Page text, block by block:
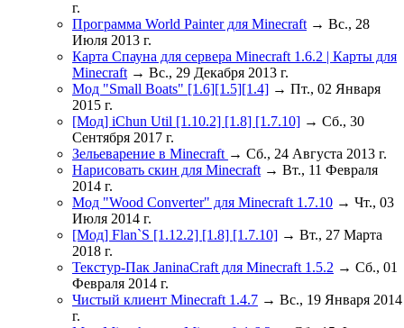
г.
Программа World Painter для Minecraft → Вс., 28
Июля 2013 г.
Карта Спауна для сервера Minecraft 1.6.2 | Карты для
Minecraft → Вс., 29 Декабря 2013 г.
Мод "Small Boats" [1.6][1.5][1.4] → Пт., 02 Января
2015 г.
[Мод] iChun Util [1.10.2] [1.8] [1.7.10] → Сб., 30
Сентября 2017 г.
Зельеварение в Minecraft → Сб., 24 Августа 2013 г.
Нарисовать скин для Minecraft → Вт., 11 Февраля
2014 г.
Мод "Wood Converter" для Minecraft 1.7.10 → Чт., 03
Июля 2014 г.
[Мод] Flan`S [1.12.2] [1.8] [1.7.10] → Вт., 27 Марта
2018 г.
Текстур-Пак JaninaCraft для Minecraft 1.5.2 → Сб., 01
Февраля 2014 г.
Чистый клиент Minecraft 1.4.7 → Вс., 19 Января 2014
г.